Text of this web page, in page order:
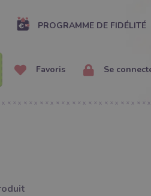
PROGRAMME DE FIDÉLITÉ
Favoris Se